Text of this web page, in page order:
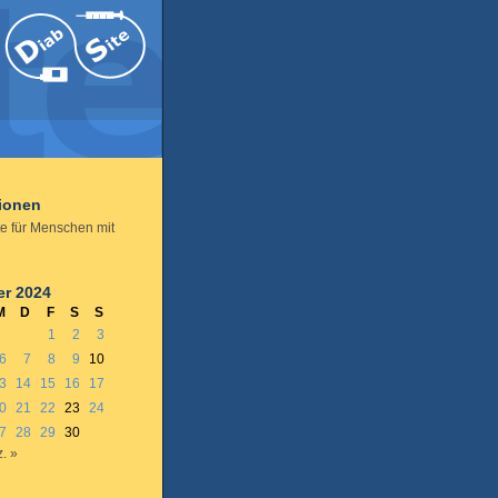
für Menschen mit
2024
D F S
S
1
2
3
6 7 8 9
10
14 15 16
17
21 22 23 24
28 29
30
»